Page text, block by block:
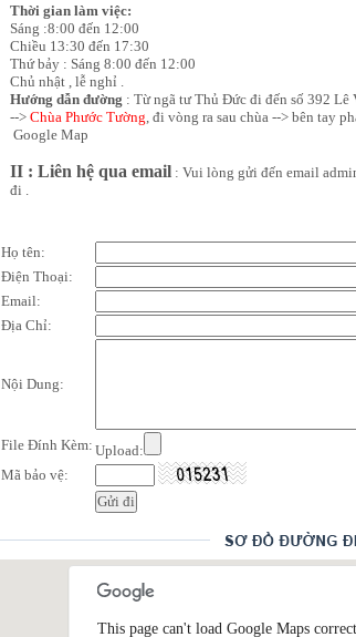
Thời gian làm việc:
Sáng :8:00 đến 12:00
Chiều 13:30 đến 17:30
Thứ bảy : Sáng 8:00 đến 12:00
Chủ nhật , lễ nghỉ .
Hướng dẫn đường : Từ ngã tư Thủ Đức đi đến số 392 Lê
--> Chùa Phước Tường, đi vòng ra sau chùa --> bên tay
Google Map
II : Liên hệ qua email : Vui lòng gửi đến email
đi .
Họ tên:
Điện Thoại:
Email:
Địa Chỉ:
Nội Dung:
File Đính Kèm: Upload:
Mã bảo vệ:
This page can't load Google Maps